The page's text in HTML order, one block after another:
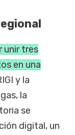
unir tres
en una
y la
la
se
digital, un